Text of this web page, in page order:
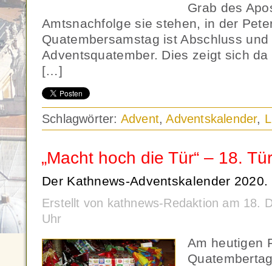
Grab des
Amtsnachfolge sie stehen, in der
Quatembersamstag ist Abschluss
Adventsquatember. Dies zeigt sich
[…]
Schlagwörter: Advent,Adventskalender,
„Macht hoch die Tür“ – 18.
Der Kathnews-Adventskalender 2020.
Erstellt von kathnews-Redaktion am 18.
Uhr
Am heutigen